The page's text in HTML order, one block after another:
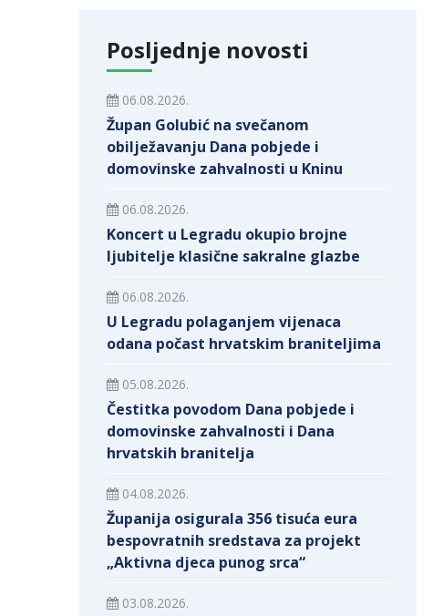
Posljednje novosti
06.08.2026.
Župan Golubić na svečanom
obilježavanju Dana pobjede i
domovinske zahvalnosti u Kninu
06.08.2026.
Koncert u Legradu okupio brojne
ljubitelje klasične sakralne glazbe
06.08.2026.
U Legradu polaganjem vijenaca
odana počast hrvatskim braniteljima
05.08.2026.
Čestitka povodom Dana pobjede i
domovinske zahvalnosti i Dana
hrvatskih branitelja
04.08.2026.
Županija osigurala 356 tisuća eura
bespovratnih sredstava za projekt
„Aktivna djeca punog srca“
03.08.2026.